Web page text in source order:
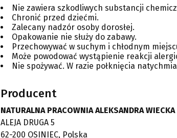
Nie zawiera szkodliwych substancji
Chronić przed dziećmi.
Zalecany nadzór osoby dorosłej.
Opakowanie nie służy do zabawy.
Przechowywać w suchym i chłodnym
Może powodować wystąpienie reakcji
Nie spożywać. W razie połknięcia
Producent
NATURALNA PRACOWNIA ALEKSANDRA WIECKA
ALEJA DRUGA 5
62-200 OSINIEC, Polska